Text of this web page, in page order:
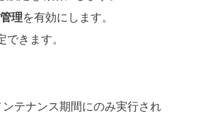
理を有効にします。
きます。
テナンス期間にのみ実行され